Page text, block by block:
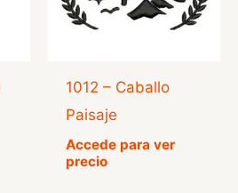
1012 – Caballo
Paisaje
Accede para ver
precio